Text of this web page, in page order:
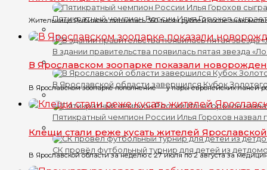
Пятикратный чемпион России Илья Горохов
В здании правительства появилась пятая звезда
В Ярославской области завершился Кубок
Пятикратный чемпион России Илья Горохов
СК провёл футбольный турнир для детей из
Жительница Рыбинска лишилась 360 тысяч рублей после
В Ярославском зоопарке показали
В Ярославском зоопарке пополнение — у пары европейских ланей
Клещи стали реже кусать жителей
В Ярославской области за неделю с 27 июля по 2 августа за